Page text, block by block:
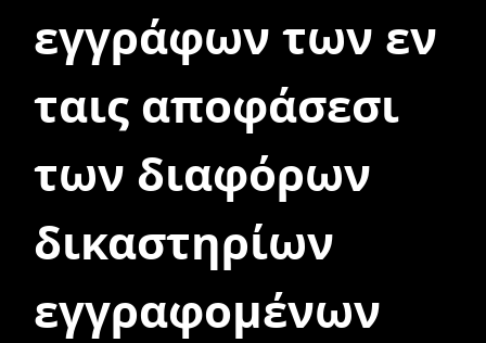
εγγράφων των εν
ταις αποφάσεσι
των διαφόρων
δικαστηρίων
εγγραφομένων